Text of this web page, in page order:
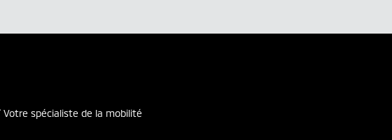
Votre spécialiste de la mobilité